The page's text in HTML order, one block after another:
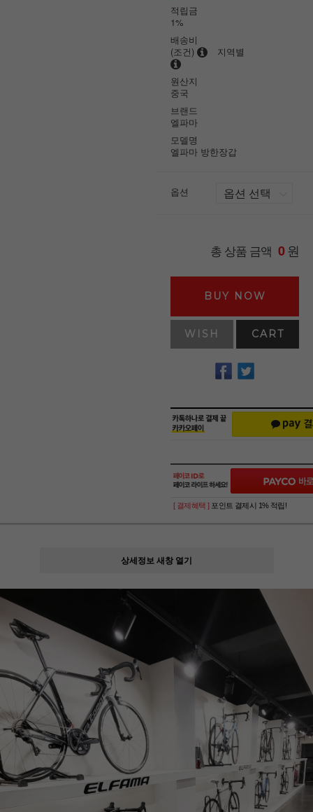
적립금
1%
배송비
(조건)
지역별
원산지
중국
브랜드
엘파마
모델명
엘파마 방한장갑
옵션
총 상품 금액 0원
BUY NOW
WISH CART
[ 결제혜택 ] 포인트 결제시 1% 적립!
상세정보 새창 열기